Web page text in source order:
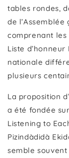
tables rondes,
de l’Assemblée
comprenant les
Liste d’honneur
nationale
plusieurs
La proposition
a été fondée
Listening to
Pizindàdidà
semble